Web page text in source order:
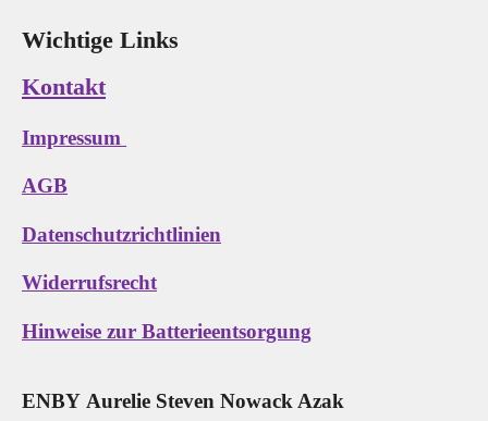
Wichtige Links
Kontakt
Impressum
AGB
Datenschutzrichtlinien
Widerrufsrecht
Hinweise zur Batterieentsorgung
ENBY Aurelie Steven Nowack Azak